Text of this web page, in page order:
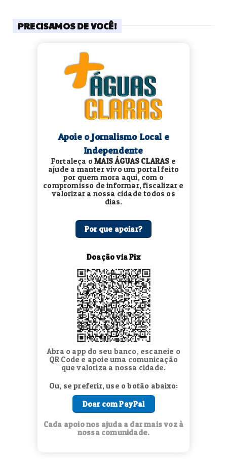
PRECISAMOS DE VOCÊ!
Apoie o Jornalismo Local e
Independente
Fortaleça oMAIS ÁGUAS CLARAS e
ajude a manter vivo um portal feito
por quem mora aqui, com o
compromisso de informar, fiscalizar e
valorizar a nossa cidade todos os
dias.
Por que apoiar?
Doação via Pix
Abra o app do seu banco, escaneie o
QR Code e apoie uma comunicação
que valoriza a nossa cidade.
Ou, se preferir, use o botão abaixo:
Doar com PayPal
Cada apoio nos ajuda a dar mais voz à
nossa comunidade.